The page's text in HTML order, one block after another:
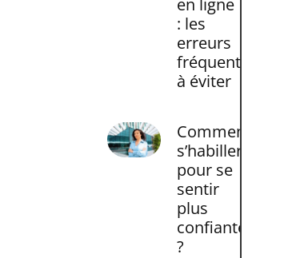
: les
erreurs
fréquentes
à éviter
Comment
s’habiller
pour se
sentir
plus
confiante
?